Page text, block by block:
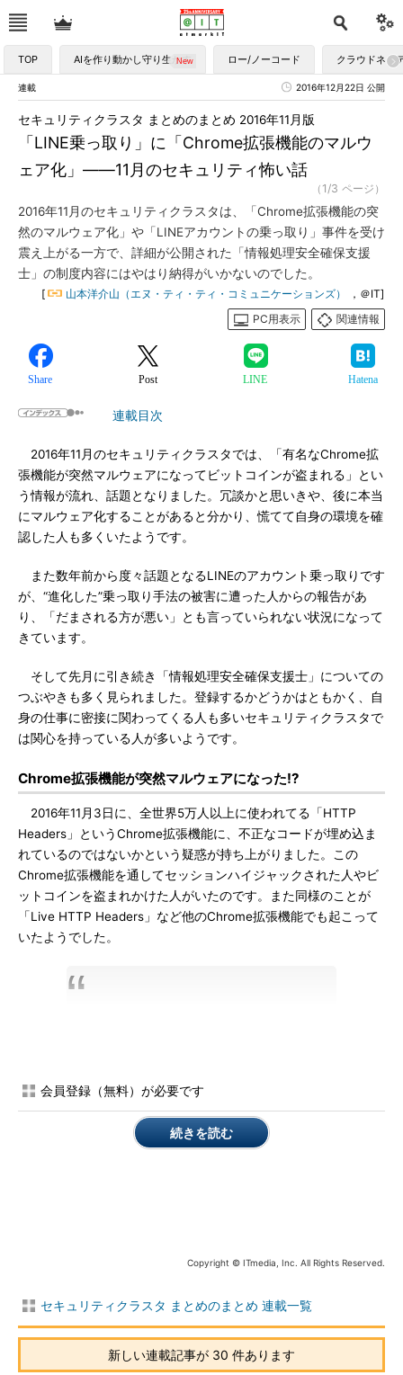
TOP AIを作り動かし守り生かす ロー/ノーコード クラウドネイ
連載 2016年12月22日 公開
「LINE乗っ取り」に「Chrome拡張機能のマルウ
ェア化」――11月のセキュリティ怖い話
セキュリティクラスタ まとめのまとめ 2016年11月版
（1/3 ページ）
2016年11月のセキュリティクラスタは、「Chrome拡張機能の突
然のマルウェア化」や「LINEアカウントの乗っ取り」事件を受け
震え上がる一方で、詳細が公開された「情報処理安全確保支援
士」の制度内容にはやはり納得がいかないのでした。
[ 山本洋介山（エヌ・ティ・ティ・コミュニケーションズ）
，＠IT]
PC用表示
関連情報
Share Post LINE Hatena
連載目次
2016年11月のセキュリティクラスタでは、「有名なChrome拡
張機能が突然マルウェアになってビットコインが盗まれる」とい
う情報が流れ、話題となりました。冗談かと思いきや、後に本当
にマルウェア化することがあると分かり、慌てて自身の環境を確
認した人も多くいたようです。
また数年前から度々話題となるLINEのアカウント乗っ取りです
が、“進化した”乗っ取り手法の被害に遭った人からの報告があ
り、「だまされる方が悪い」とも言っていられない状況になって
きています。
そして先月に引き続き「情報処理安全確保支援士」についての
つぶやきも多く見られました。登録するかどうかはともかく、自
身の仕事に密接に関わってくる人も多いセキュリティクラスタで
は関心を持っている人が多いようです。
Chrome拡張機能が突然マルウェアになった!?
2016年11月3日に、全世界5万人以上に使われてる「HTTP
Headers」というChrome拡張機能に、不正なコードが埋め込ま
れているのではないかという疑惑が持ち上がりました。この
Chrome拡張機能を通してセッションハイジャックされた人やビ
ットコインを盗まれかけた人がいたのです。また同様のことが
「Live HTTP Headers」など他のChrome拡張機能でも起こって
いたようでした。
会員登録（無料）が必要です
続きを読む
Copyright © ITmedia, Inc. All Rights Reserved.
セキュリティクラスタ まとめのまとめ 連載一覧
新しい連載記事が 30 件あります